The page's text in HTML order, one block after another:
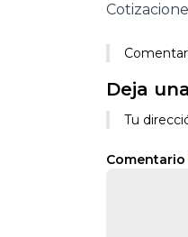
Deja
Tu
Comentario